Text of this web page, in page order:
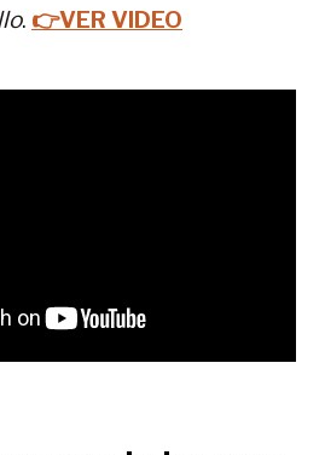
. 👉VER VIDEO